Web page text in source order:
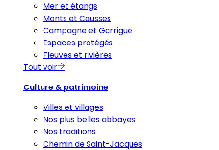
Mer et étangs
Monts et Causses
Campagne et Garrigue
Espaces protégés
Fleuves et rivières
Tout voir
Culture & patrimoine
Villes et villages
Nos plus belles abbayes
Nos traditions
Chemin de Saint-Jacques